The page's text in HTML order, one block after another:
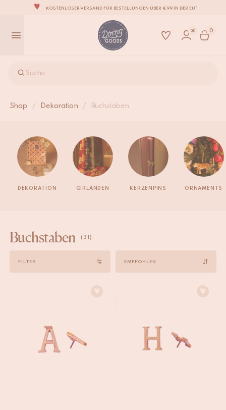
KOSTENLOSER VERSAND FÜR BESTELLUNGEN ÜBER €99 IN DER EU*
DIE LIEBENSWERTESTE WOHNACCESSOIRE-MARKE DER WELT
ZU 100% MIT LIEBE VON HAND GEFERTIGT
WIR VERPFLICHTEN UNS, DEINE ARTIKEL INNERHALB VON 1 BIS 2 WERKTAGEN ZU
0
Suche
Shop / Dekoration / Buchstaben
DEKORATION GIRLANDEN KERZENPINS ORNAMENTS
Buchstaben (31)
FILTER